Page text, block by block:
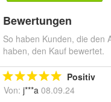
Bewertungen
So haben Kunden, die den
haben, den Kauf bewertet.
Positiv
Von: j***a 08.09.24